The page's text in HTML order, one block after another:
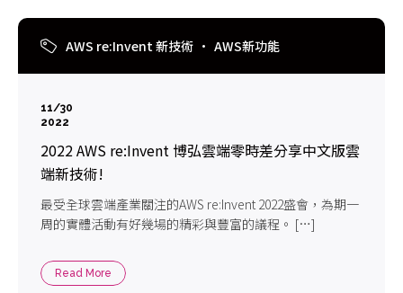
AWS re:Invent 新技術 AWS新功能
11/30
2022
2022 AWS re:Invent 博弘雲端零時差分享中文版雲
端新技術!
最受全球雲端產業關注的AWS re:Invent 2022盛會，為期一
周的實體活動有好幾場的精彩與豐富的議程。 […]
Read More